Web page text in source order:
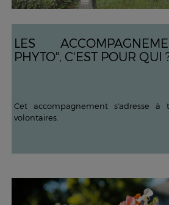
LES
PHYTO", C'EST POUR QUI
Cet accompagnement s'adresse à
volontaires.